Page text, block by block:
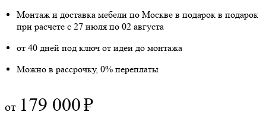
Монтаж и доставка мебели по Москве в подарок в подарок
при расчете с 27 июля по 02 августа
от 40 дней под ключ от идеи до монтажа
Можно в рассрочку, 0% переплаты
от 179 000₽